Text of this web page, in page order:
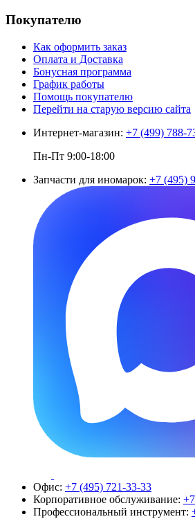
Покупателю
Как оформить заказ
Оплата и Доставка
Бонусная программа
График работы
Помощь покупателю
Перейти на старую версию сайта
Интернет-магазин: +7 (499) 788-
Пн-Пт 9:00-18:00
Запчасти для иномарок: +7 (495)
Офис: +7 (495) 721-33-33
Корпоративное обслуживание:
Профессиональный инструмент: